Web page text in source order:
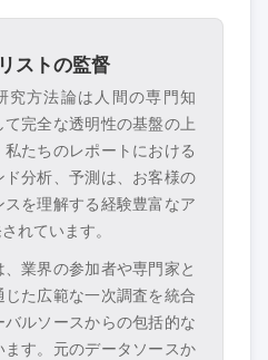
ストの監督
究方法論は人間の専門知
完全な透明性の基盤の上
たちのレポートにおける
分析、予測は、お客様の
を理解する経験豊富なア
れています。
業界の参加者や専門家と
た広範な一次調査を統合
ルソースからの包括的な
す。元のデータソースか